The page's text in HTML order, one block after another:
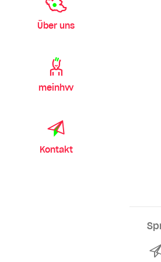
Über uns
meinhvv
Kontakt